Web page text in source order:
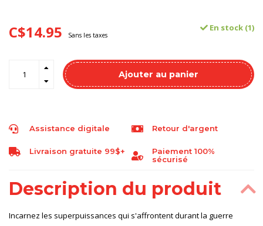
C$14.95 Sans les taxes
En stock (1)
Ajouter au panier
Assistance digitale Retour d'argent
Livraison gratuite 99$+
Paiement 100%
sécurisé
Description du produit
Incarnez les superpuissances qui s'affrontent durant la guerre